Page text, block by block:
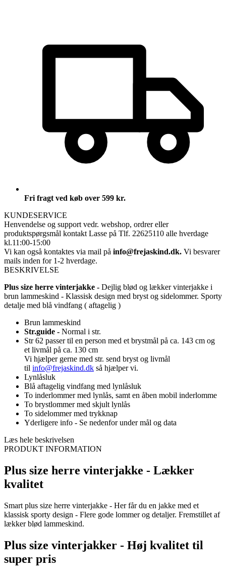
Fri fragt ved køb over 599 kr.
KUNDESERVICE
Henvendelse og support vedr. webshop, ordrer eller
produktspørgsmål kontakt Lasse på Tlf. 22625110 alle hverdage
kl.11:00-15:00
Vi kan også kontaktes via mail på info@frejaskind.dk. Vi besvarer
mails inden for 1-2 hverdage.
BESKRIVELSE
Plus size herre vinterjakke - Dejlig blød og lækker vinterjakke i
brun lammeskind - Klassisk design med bryst og sidelommer. Sporty
detalje med blå vindfang ( aftagelig )
Brun lammeskind
Str.guide - Normal i str.
Str 62 passer til en person med et brystmål på ca. 143 cm og
et livmål på ca. 130 cm
Vi hjælper gerne med str. send bryst og livmål
til info@frejaskind.dk så hjælper vi.
Lynlåsluk
Blå aftagelig vindfang med lynlåsluk
To inderlommer med lynlås, samt en åben mobil inderlomme
To brystlommer med skjult lynlås
To sidelommer med trykknap
Yderligere info - Se nedenfor under mål og data
Læs hele beskrivelsen
PRODUKT INFORMATION
Plus size herre vinterjakke - Lækker
kvalitet
Smart plus size herre vinterjakke - Her får du en jakke med et
klassisk sporty design - Flere gode lommer og detaljer. Fremstillet af
lækker blød lammeskind.
Plus size vinterjakker - Høj kvalitet til
super pris